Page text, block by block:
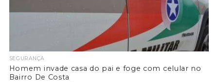
SEGURANÇA
Homem invade casa do pai e foge com celular no
Bairro De Costa